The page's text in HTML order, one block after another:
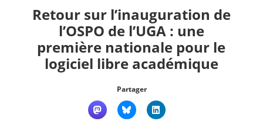
Accueil
Qui sommes nous ?
Retour sur l’inauguration de
l’OSPO de l’UGA : une
première nationale pour le
logiciel libre académique
Partager